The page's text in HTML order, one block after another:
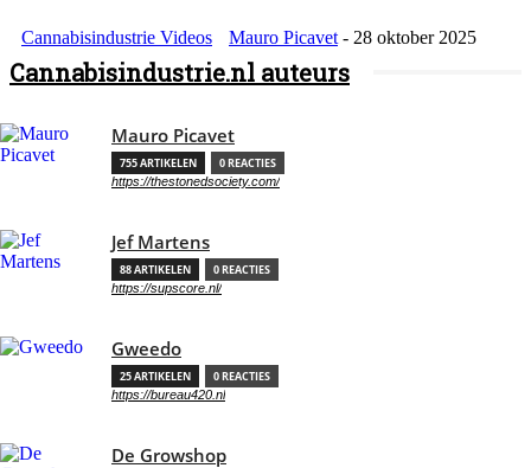
Cannabisindustrie Videos Mauro Picavet - 28 oktober 2025
Cannabisindustrie.nl auteurs
Mauro Picavet
755 ARTIKELEN 0 REACTIES
https://thestonedsociety.com/
Jef Martens
88 ARTIKELEN 0 REACTIES
https://supscore.nl/
Gweedo
25 ARTIKELEN 0 REACTIES
https://bureau420.nl
De Growshop